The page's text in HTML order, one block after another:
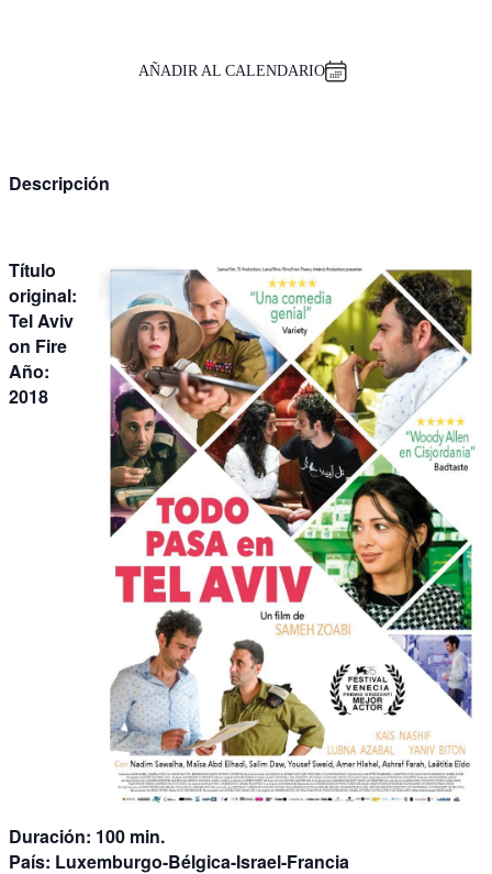
AÑADIR AL CALENDARIO
Descripción
Título
original:
Tel Aviv
on Fire
Año:
2018
Duración: 100 min.
País: Luxemburgo-Bélgica-Israel-Francia